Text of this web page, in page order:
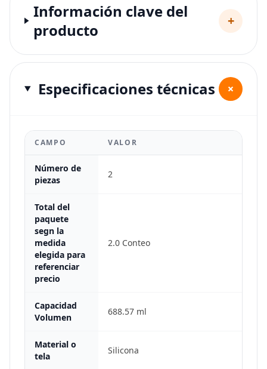
Información clave del
producto
+
Especificaciones técnicas +
CAMPO VALOR
Número de
piezas
2
Total del
paquete
segn la
medida
elegida para
referenciar
precio
2.0 Conteo
Capacidad
Volumen
688.57 ml
Material o
tela
Silicona